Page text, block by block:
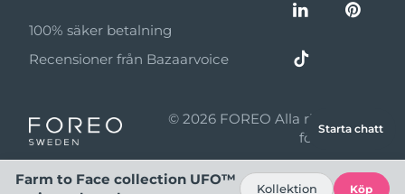
Affiliateprogram
Affiliate-nyheter
Återförsäljare
Användningsvillkor
100% säker betalning
Recensioner från Bazaarvoice
© 2026 FOREO Alla rättigheter
förbehållna
Starta chatt
Farm to Face collection UFO™
Kollektion Köp